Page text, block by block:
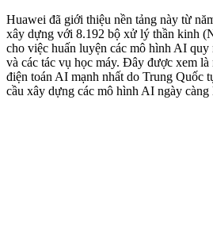
Huawei đã giới thiệu nền tảng này từ
xây dựng với 8.192 bộ xử lý thần kinh
cho việc huấn luyện các mô hình AI
và các tác vụ học máy. Đây được xem
điện toán AI mạnh nhất do Trung Quốc
cầu xây dựng các mô hình AI ngày càng